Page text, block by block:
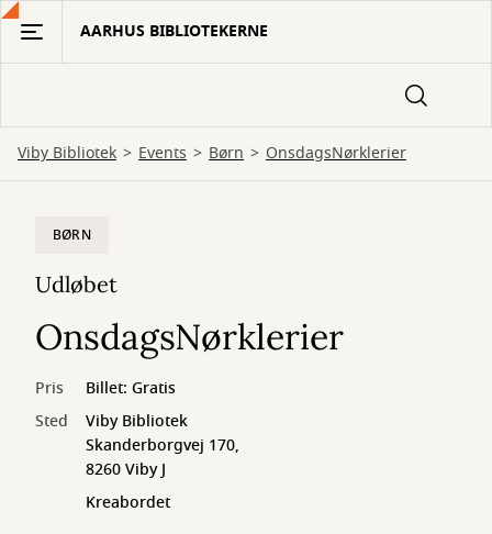
Gå
hovedindhold
AARHUS BIBLIOTEKERNE
Viby Bibliotek Events Børn OnsdagsNørklerier
BØRN
Udløbet
OnsdagsNørklerier
Pris
Billet: Gratis
Sted
Viby Bibliotek
Skanderborgvej 170,
8260 Viby J
Kreabordet